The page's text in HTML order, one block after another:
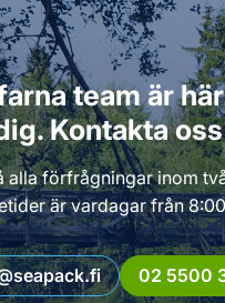
team är
Kontakta
alla förfrågningar inom
är vardagar från
02 5500